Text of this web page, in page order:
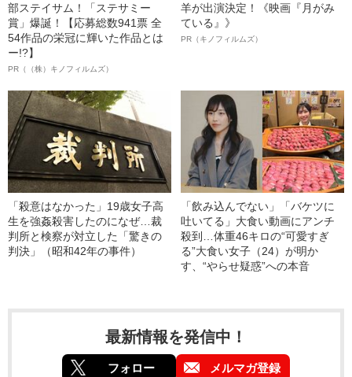
部ステイサム！「ステサミー
賞」爆誕！【応募総数941票 全
54作品の栄冠に輝いた作品とは
ー!?】
PR（（株）キノフィルムズ）
羊が出演決定！《映画『月がみ
ている』》
PR（キノフィルムズ）
「殺意はなかった」19歳女子高
生を強姦殺害したのになぜ…裁
判所と検察が対立した「驚きの
判決」（昭和42年の事件）
「飲み込んでない」「バケツに
吐いてる」大食い動画にアンチ
殺到…体重46キロの“可愛すぎ
る”大食い女子（24）が明か
す、“やらせ疑惑”への本音
最新情報を発信中！
フォロー メルマガ登録